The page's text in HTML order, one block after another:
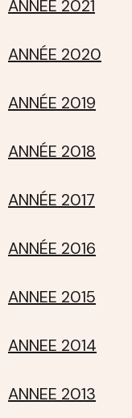
ANNEE 2021
ANNÉE 2020
ANNÉE 2019
ANNÉE 2018
ANNÉE 2017
ANNÉE 2016
ANNEE 2015
ANNEE 2014
ANNEE 2013